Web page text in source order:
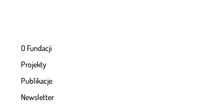
O Fundacji
Projekty
Publikacje
Newsletter